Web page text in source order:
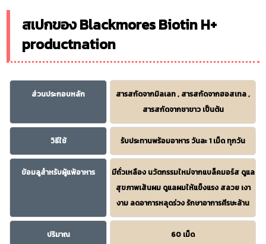
สเปกของ Blackmores Biotin H+
productnation
ส่วนประกอบหลัก
สารสกัดจากมิลเลท , สารสกัดจากฮอสเทล ,
สารสกัดจากชาขาว เป็นต้น
วิธีใช้ รับประทานพร้อมอาหาร วันละ 1 เม็ด ทุกวัน
ข้อมลูสำหรับผู้แพ้อาหาร
มีถั่วเหลือง นวัตกรรมใหม่จากแบล็คมอร์ส ดูแล
สุขภาพเส้นผม ดูแลผมให้แข็งแรง สลวย เงา
งาม ลดอาการหลุดร่วง รักษาอาการศีรษะล้าน
ปริมาณ 60 เม็ด